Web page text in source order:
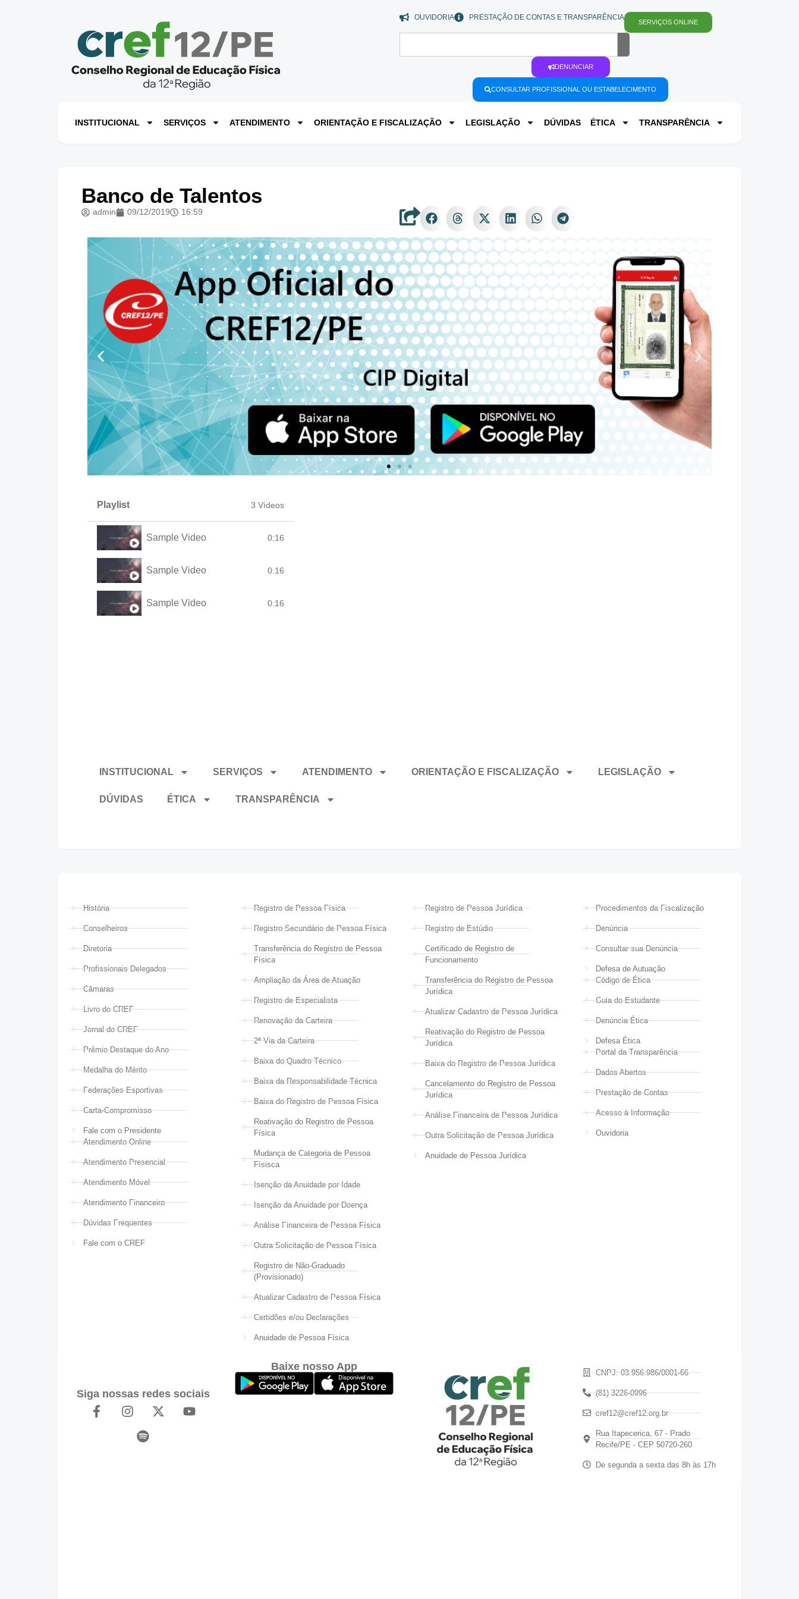
OUVIDORIA PRESTAÇÃO DE CONTAS E TRANSPARÊNCIA
SERVIÇOS ONLINE
DENUNCIAR
CONSULTAR PROFISSIONAL OU ESTABELECIMENTO
INSTITUCIONAL SERVIÇOS ATENDIMENTO ORIENTAÇÃO E FISCALIZAÇÃO LEGISLAÇÃO DÚVIDAS ÉTICA TRANSPARÊNCIA
Banco de Talentos
admin 09/12/2019 16:59
Playlist 3 Vídeos
Sample Video 0:16
Sample Video 0:16
Sample Video 0:16
INSTITUCIONAL SERVIÇOS ATENDIMENTO ORIENTAÇÃO E FISCALIZAÇÃO LEGISLAÇÃO
DÚVIDAS ÉTICA TRANSPARÊNCIA
História
Conselheiros
Diretoria
Profissionais Delegados
Câmaras
Livro do CREF
Jornal do CREF
Prêmio Destaque do Ano
Medalha do Mérito
Federações Esportivas
Carta-Compromisso
Fale com o Presidente
Atendimento Online
Atendimento Presencial
Atendimento Móvel
Atendimento Financeiro
Dúvidas Frequentes
Fale com o CREF
Registro de Pessoa Física
Registro Secundário de Pessoa Física
Transferência do Registro de Pessoa
Física
Ampliação da Área de Atuação
Registro de Especialista
Renovação da Carteira
2ª Via da Carteira
Baixa do Quadro Técnico
Baixa da Responsabilidade Técnica
Baixa do Registro de Pessoa Física
Reativação do Registro de Pessoa
Física
Mudança de Categoria de Pessoa
Físisca
Isenção da Anuidade por Idade
Isenção da Anuidade por Doença
Análise Financeira de Pessoa Física
Outra Solicitação de Pessoa Física
Registro de Não-Graduado
(Provisionado)
Atualizar Cadastro de Pessoa Física
Certidões e/ou Declarações
Anuidade de Pessoa Física
Registro de Pessoa Jurídica
Registro de Estúdio
Certificado de Registro de
Funcionamento
Transferência do Registro de Pessoa
Jurídica
Atualizar Cadastro de Pessoa Jurídica
Reativação do Registro de Pessoa
Jurídica
Baixa do Registro de Pessoa Jurídica
Cancelamento do Registro de Pessoa
Jurídica
Análise Financeira de Pessoa Jurídica
Outra Solicitação de Pessoa Jurídica
Anuidade de Pessoa Jurídica
Procedimentos da Fiscalização
Denúncia
Consultar sua Denúncia
Defesa de Autuação
Código de Ética
Guia do Estudante
Denúncia Ética
Defesa Ética
Portal da Transparência
Dados Abertos
Prestação de Contas
Acesso à Informação
Ouvidoria
Siga nossas redes sociais
Baixe nosso App
CNPJ: 03.956.986/0001-66
(81) 3226-0996
cref12@cref12.org.br
Rua Itapecerica, 67 - Prado
Recife/PE - CEP 50720-260
De segunda a sexta das 8h às 17h